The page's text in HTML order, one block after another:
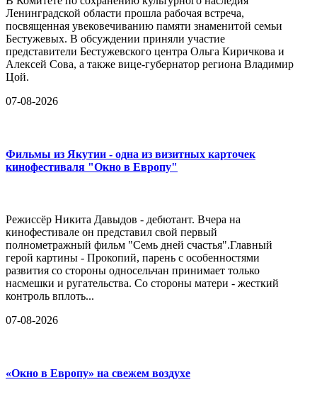
Ленинградской области прошла рабочая встреча,
посвященная увековечиванию памяти знаменитой семьи
Бестужевых. В обсуждении приняли участие
представители Бестужевского центра Ольга Киричкова и
Алексей Сова, а также вице-губернатор региона Владимир
Цой.
07-08-2026
Фильмы из Якутии - одна из визитных карточек
кинофестиваля "Окно в Европу"
Режиссёр Никита Давыдов - дебютант. Вчера на
кинофестивале он представил свой первый
полнометражный фильм "Семь дней счастья".Главный
герой картины - Прокопий, парень с особенностями
развития со стороны односельчан принимает только
насмешки и ругательства. Со стороны матери - жесткий
контроль вплоть...
07-08-2026
«Окно в Европу» на свежем воздухе